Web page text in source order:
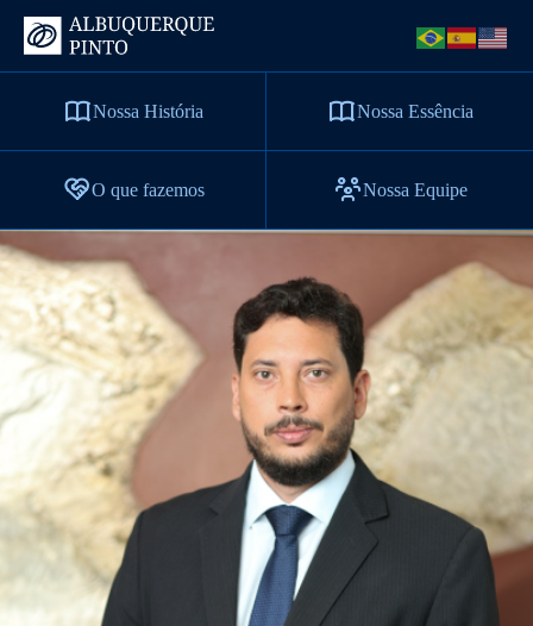
Nossa História Nossa Essência
O que fazemos Nossa Equipe